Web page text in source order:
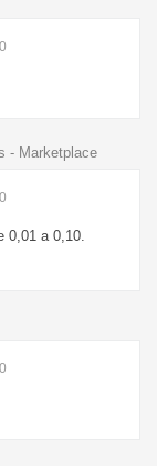
- Marketplace
0,01 a 0,10.